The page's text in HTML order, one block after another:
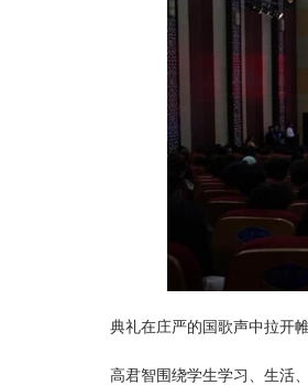
典礼在庄严的国歌声中拉开帷
高君智围绕学生学习、生活